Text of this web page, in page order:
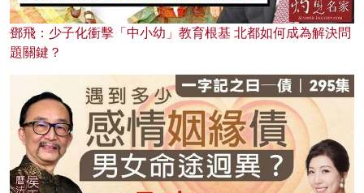
鄧飛：少子化衝擊「中小幼」教育根基 北都如何成為解決問
題關鍵？